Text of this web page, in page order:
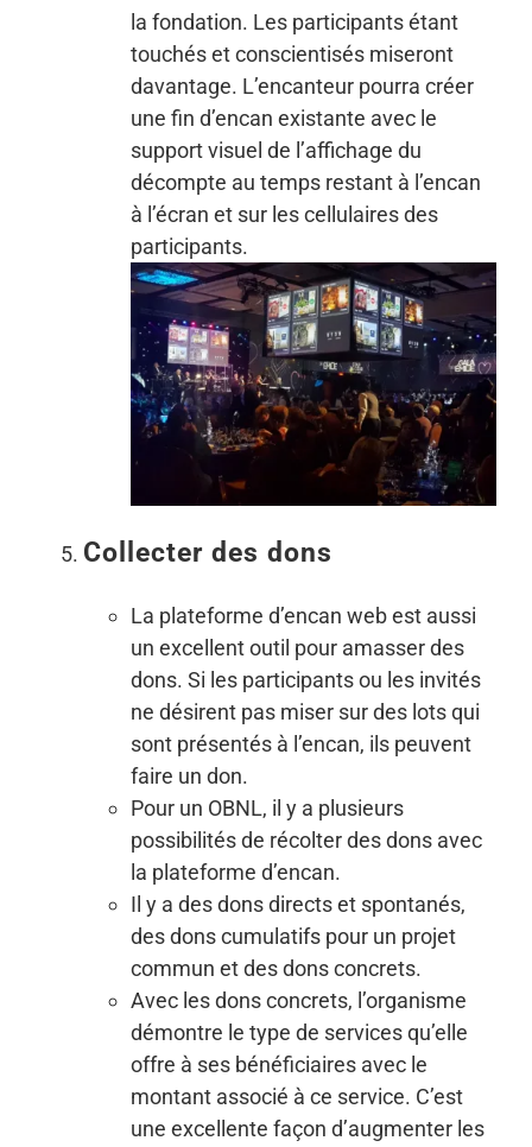
la fondation. Les participants étant
touchés et conscientisés miseront
davantage. L’encanteur pourra créer
une fin d’encan existante avec le
support visuel de l’affichage du
décompte au temps restant à l’encan
à l’écran et sur les cellulaires des
participants.
Collecter des dons
La plateforme d’encan web est aussi
un excellent outil pour amasser des
dons. Si les participants ou les invités
ne désirent pas miser sur des lots qui
sont présentés à l’encan, ils peuvent
faire un don.
Pour un OBNL, il y a plusieurs
possibilités de récolter des dons avec
la plateforme d’encan.
Il y a des dons directs et spontanés,
des dons cumulatifs pour un projet
commun et des dons concrets.
Avec les dons concrets, l’organisme
démontre le type de services qu’elle
offre à ses bénéficiaires avec le
montant associé à ce service. C’est
une excellente façon d’augmenter les